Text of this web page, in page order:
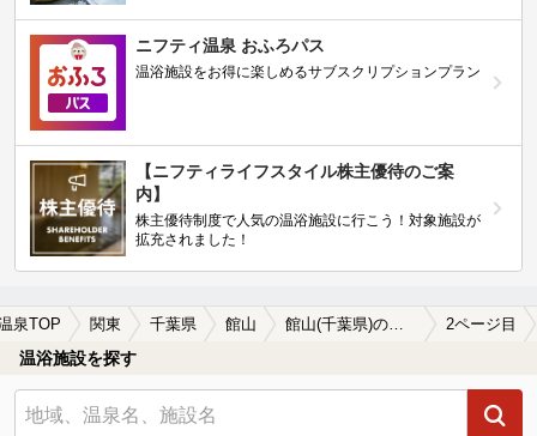
ニフティ温泉 おふろパス
温浴施設をお得に楽しめるサブスクリプションプラン
【ニフティライフスタイル株主優待のご案
内】
株主優待制度で人気の温浴施設に行こう！対象施設が
拡充されました！
泉TOP 関東 千葉県 館山 館山(千葉県)の温泉宿・温泉旅館・ホテルおすすめ(2026年版) 2ページ目
温浴施設を探す